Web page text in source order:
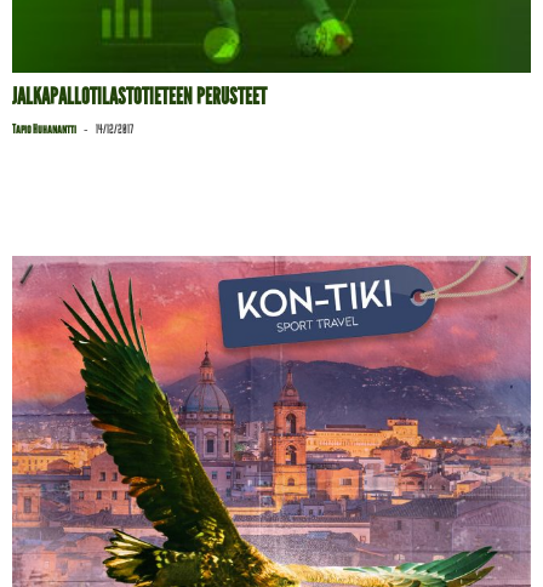
JALKAPALLOTILASTOTIETEEN PERUSTEET
Tapio Huhanantti - 14/12/2017